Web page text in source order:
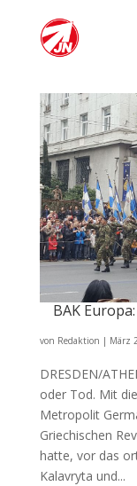
BAK
von Redaktion | März
DRESDEN/
oder Tod. Mit
Metropolit
Griechischen
hatte, vor das
Kalavryta und...